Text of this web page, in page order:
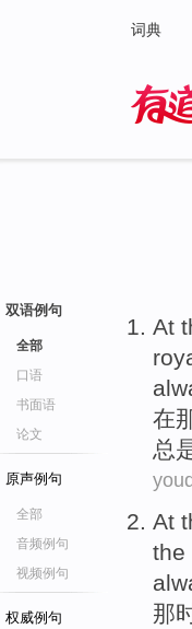
词典
双语例句
全部
口语
书面语
论文
原声例句
全部
音频例句
视频例句
权威例句
At
在
总
At
the
那